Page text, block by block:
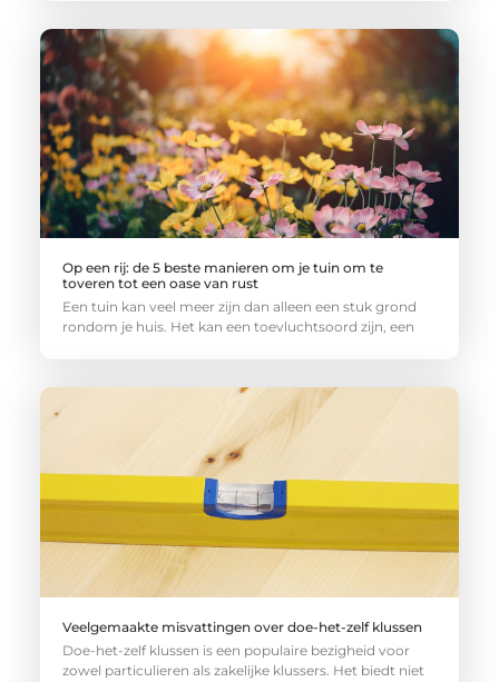
Op een rij: de 5 beste manieren om je tuin om te
toveren tot een oase van rust
Een tuin kan veel meer zijn dan alleen een stuk grond
rondom je huis. Het kan een toevluchtsoord zijn, een
Veelgemaakte misvattingen over doe-het-zelf klussen
Doe-het-zelf klussen is een populaire bezigheid voor
zowel particulieren als zakelijke klussers. Het biedt niet